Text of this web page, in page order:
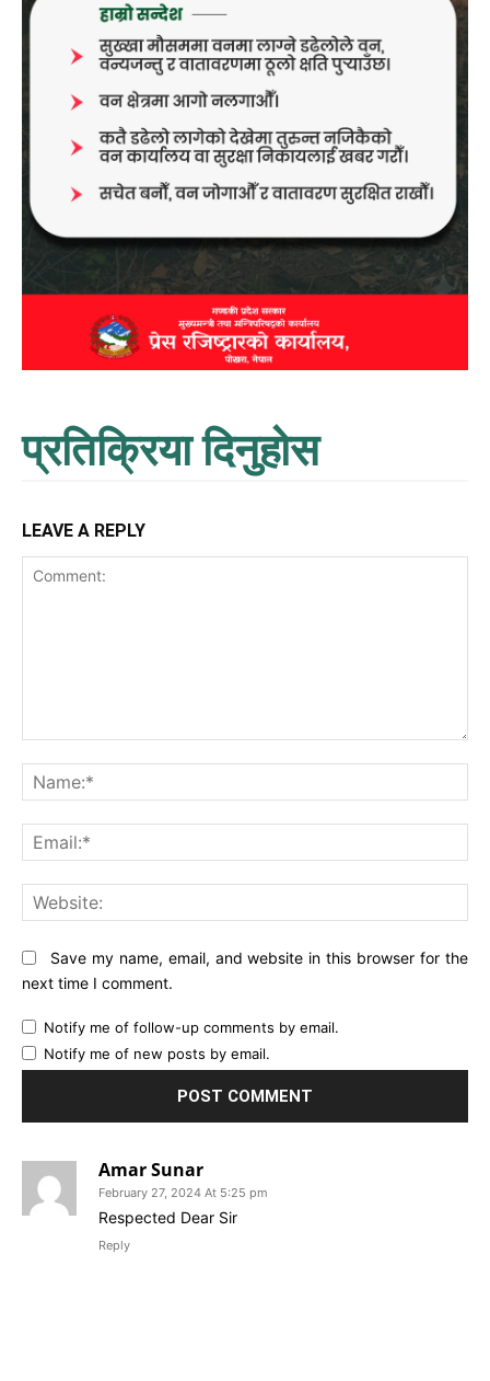
प्रतिक्रिया दिनुहोस
Amar Sunar
February 27, 2024 At 5:25 pm
Respected Dear Sir
Reply
LEAVE A REPLY
Save my name, email, and website in this browser for the
next time I comment.
Notify me of follow-up comments by email.
Notify me of new posts by email.